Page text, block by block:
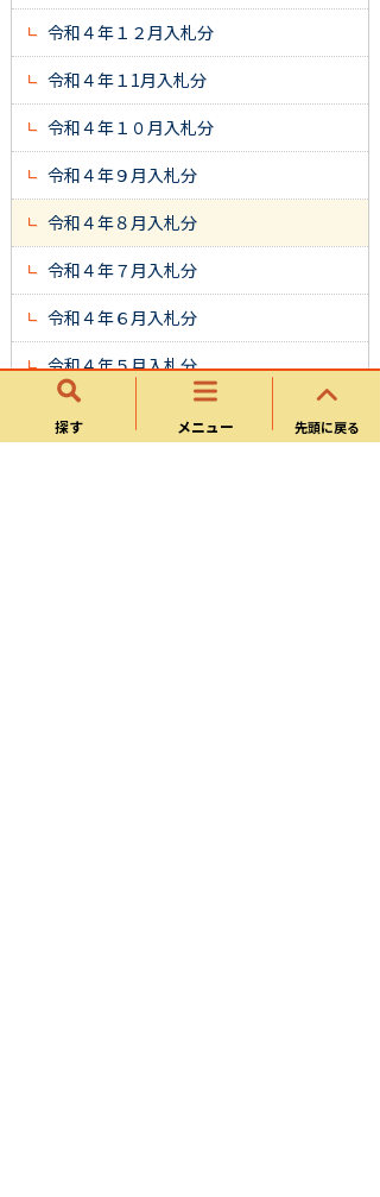
探す メニュー 先頭に戻る
令和４年１２月入札分
令和４年１1月入札分
令和４年１０月入札分
令和４年９月入札分
令和４年８月入札分
令和４年７月入札分
令和４年６月入札分
令和４年５月入札分